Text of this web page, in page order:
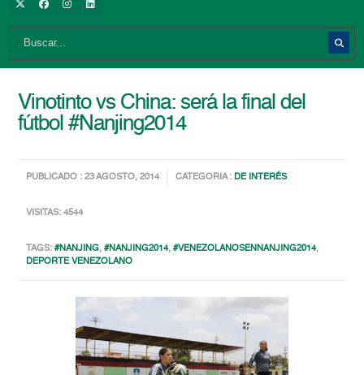
Vinotinto vs China: será la final del
fútbol #Nanjing2014
PUBLICADO : 23 AGOSTO, 2014 CATEGORIA :DE INTERÉS
VISITAS: 4544
TAGS:#NANJING,#NANJING2014,#VENEZOLANOSENNANJING2014,
DEPORTE VENEZOLANO